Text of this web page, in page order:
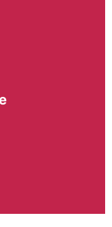
d’Activités
nous
individualisée